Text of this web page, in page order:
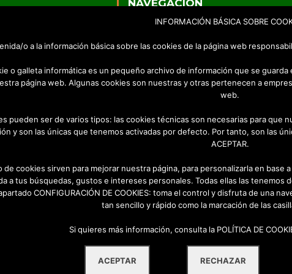
manchega
carácter
fue pionera
al uso de la
en Castilla-La
hoy, sigue trabajando
NAVEGACIÓN
Productos
Videos
Contacto
Sus Datos Seguros
Política de Protección de Datos
Política de Cookies
INFORMACIÓN BÁSICA SOBRE
o a la información básica sobre las cookies de la página web
o galleta informática es un pequeño archivo de información que se
página web. Algunas cookies son nuestras y otras pertenecen a
web.
pueden ser de varios tipos: las cookies técnicas son necesarias para que
y son las únicas que tenemos activadas por defecto. Por tanto, son las
ACEPTAR.
de cookies sirven para mejorar nuestra página, para personalizarla en
a tus búsquedas, gustos e intereses personales. Todas ellas las tenemos
CONFIGURACIÓN DE COOKIES: toma el control y disfruta de una
tan sencillo y rápido como la marcación de las
Si quieres más información, consulta la POLÍTICA DE
ACEPTAR RECHAZAR